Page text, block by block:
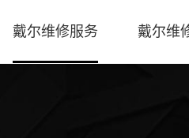
戴尔维修服务 戴尔维